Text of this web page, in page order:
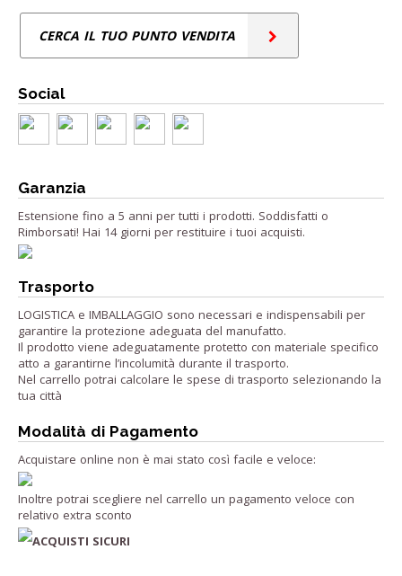
CERCA IL TUO PUNTO VENDITA
Social
Garanzia
Estensione fino a 5 anni per tutti i prodotti. Soddisfatti o
Rimborsati! Hai 14 giorni per restituire i tuoi acquisti.
Trasporto
LOGISTICA e IMBALLAGGIO sono necessari e indispensabili per
garantire la protezione adeguata del manufatto.
Il prodotto viene adeguatamente protetto con materiale specifico
atto a garantirne l’incolumità durante il trasporto.
Nel carrello potrai calcolare le spese di trasporto selezionando la
tua città
Modalità di Pagamento
Acquistare online non è mai stato così facile e veloce:
Inoltre potrai scegliere nel carrello un pagamento veloce con
relativo extra sconto
ACQUISTI SICURI